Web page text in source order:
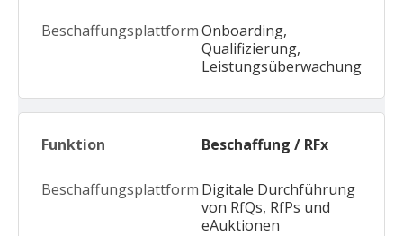
Onboarding,
Qualifizierung,
Leistungsüberwachung
Beschaffung / RFx
Digitale Durchführung
von RfQs, RfPs und
eAuktionen